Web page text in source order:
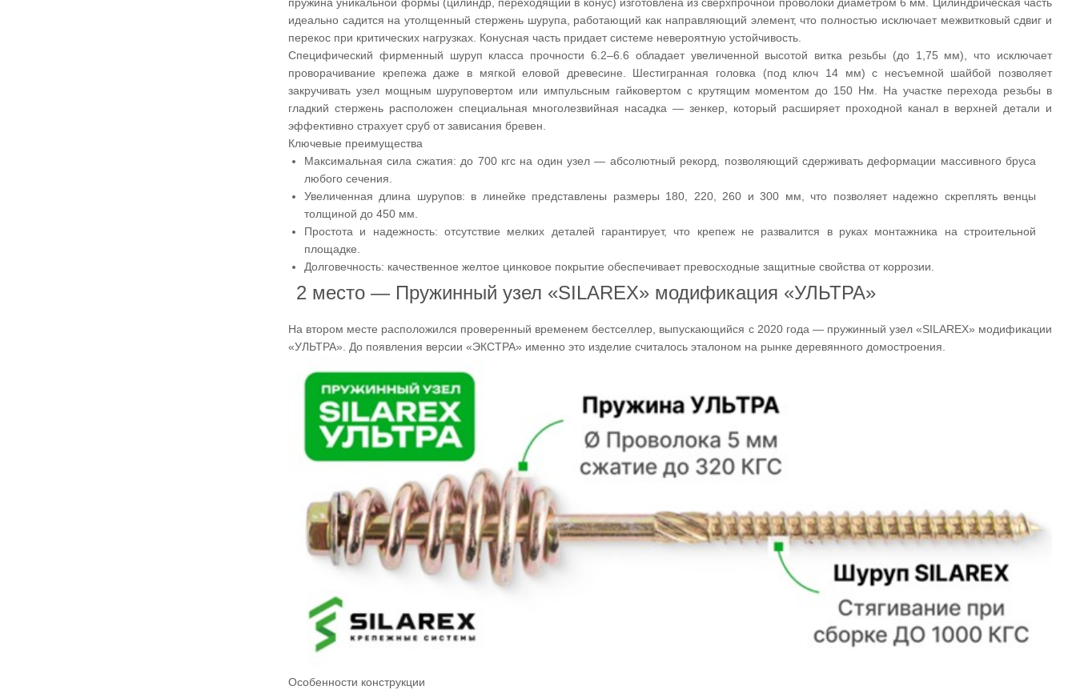
идеально садится на утолщенный стержень шурупа, работающий как направляющий элемент, что полностью исключает межвитковый сдвиг и
перекос при критических нагрузках. Конусная часть придает системе невероятную устойчивость.
Специфический фирменный шуруп класса прочности 6.2–6.6 обладает увеличенной высотой витка резьбы (до 1,75 мм), что исключает
проворачивание крепежа даже в мягкой еловой древесине. Шестигранная головка (под ключ 14 мм) с несъемной шайбой позволяет
закручивать узел мощным шуруповертом или импульсным гайковертом с крутящим моментом до 150 Нм. На участке перехода резьбы в
гладкий стержень расположен специальная многолезвийная насадка — зенкер, который расширяет проходной канал в верхней детали и
эффективно страхует сруб от зависания бревен.
Ключевые преимущества
Максимальная сила сжатия: до 700 кгс на один узел — абсолютный рекорд, позволяющий сдерживать деформации массивного бруса
любого сечения.
Увеличенная длина шурупов: в линейке представлены размеры 180, 220, 260 и 300 мм, что позволяет надежно скреплять венцы
толщиной до 450 мм.
Простота и надежность: отсутствие мелких деталей гарантирует, что крепеж не развалится в руках монтажника на строительной
площадке.
Долговечность: качественное желтое цинковое покрытие обеспечивает превосходные защитные свойства от коррозии.
2 место — Пружинный узел «SILAREX» модификация «УЛЬТРА»
На втором месте расположился проверенный временем бестселлер, выпускающийся с 2020 года — пружинный узел «SILAREX» модификации
«УЛЬТРА». До появления версии «ЭКСТРА» именно это изделие считалось эталоном на рынке деревянного домостроения.
Особенности конструкции